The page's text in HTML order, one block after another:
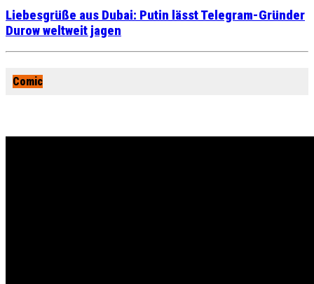
Liebesgrüße aus Dubai: Putin lässt Telegram-Gründer
Durow weltweit jagen
Comic